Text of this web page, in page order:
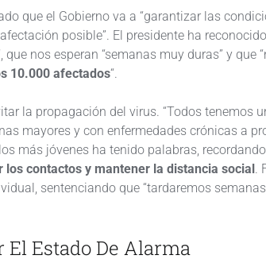
que el Gobierno va a “garantizar las
posible”. El presidente ha
nos esperan “semanas muy duras” y que
10.000 afectados“.
la propagación del virus. “Todos tenemos
mayores y con enfermedades crónicas a
más jóvenes ha tenido palabras,
contactos y mantener la distancia social.
sentenciando que “tardaremos
El Estado De Alarma